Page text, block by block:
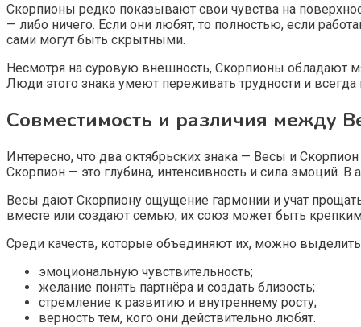
Скорпионы редко показывают свои чувства на
— либо ничего. Если они любят, то полностью, если
сами могут быть скрытными.
Несмотря на суровую внешность, Скорпионы обладают
Люди этого знака умеют переживать трудности и всегда
Совместимость и различия между
Интересно, что два октябрьских знака — Весы и
Скорпион — это глубина, интенсивность и сила эмоций. В
Весы дают Скорпиону ощущение гармонии и учат
вместе или создают семью, их союз может быть
Среди качеств, которые объединяют их, можно
эмоциональную чувствительность;
желание понять партнёра и создать близость;
стремление к развитию и внутреннему росту;
верность тем, кого они действительно любят.